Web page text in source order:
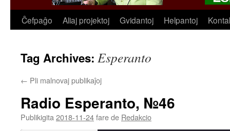
Skip
content
Ĉefpaĝo Aliaj projektoj Gvidantoj Helpantoj
Tag Archives: Esperanto
← Pli malnovaj publikaĵoj
Radio Esperanto, №46
Publikigita 2018-11-24fare de Redakcio